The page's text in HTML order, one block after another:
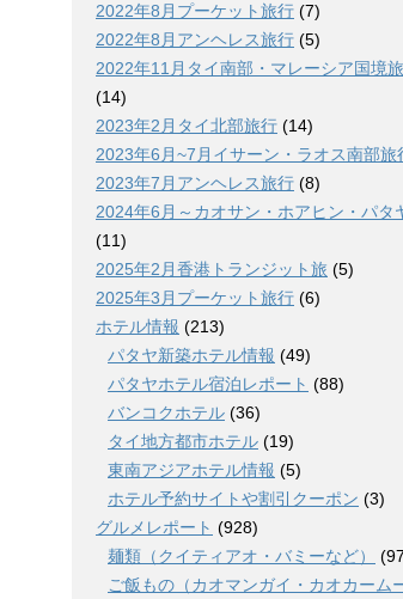
2022年8月プーケット旅行 (7)
2022年8月アンヘレス旅行 (5)
2022年11月タイ南部・マレーシア国境
(14)
2023年2月タイ北部旅行 (14)
2023年6月~7月イサーン・ラオス南部旅
2023年7月アンヘレス旅行 (8)
2024年6月～カオサン・ホアヒン・パタ
(11)
2025年2月香港トランジット旅 (5)
2025年3月プーケット旅行 (6)
ホテル情報 (213)
パタヤ新築ホテル情報 (49)
パタヤホテル宿泊レポート (88)
バンコクホテル (36)
タイ地方都市ホテル (19)
東南アジアホテル情報 (5)
ホテル予約サイトや割引クーポン (3)
グルメレポート (928)
麺類（クイティアオ・バミーなど）
ご飯もの（カオマンガイ・カオカーム